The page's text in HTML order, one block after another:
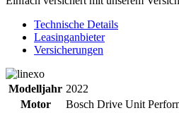
Technische Details
Leasinganbieter
Versicherungen
Modelljahr 2022
Motor
Bosch Drive Unit